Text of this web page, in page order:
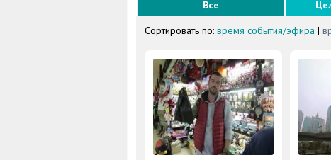
Все
Сортировать по: время события/эфира |